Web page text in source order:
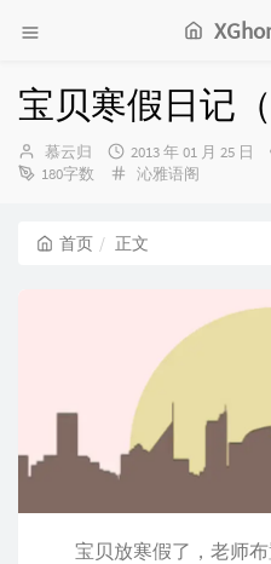
宝贝寒假日记（
博
主：
慕云归
发
布
2013 年 01 月 25 日
180字数
分
沁雅语阁
首页 正文
宝贝放寒假了，老师布